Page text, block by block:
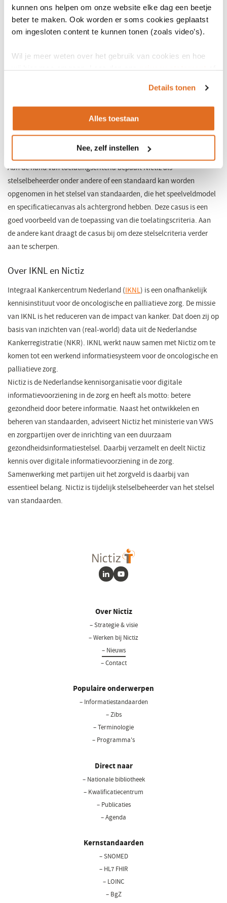
kunnen ons helpen om onze website elke dag een beetje
beter te maken. Ook worden er soms cookies geplaatst
om ingesloten content te kunnen tonen (zoals video’s).
Wil je meer weten over het gebruik van cookies en hoe
Details tonen
Alles toestaan
Nee, zelf instellen
Informatiestandaard Mammacarcinoom
De commissie Standaardisatie verslaglegging van het Nationaal
informatiestandaard Mammacarcinoom
venster)
en ondersteuning van IKNL. Zij maakten hierbij gebruik van de
DECOR. De landelijke standaarden voor de MDO- en radiologie-
verslaglegging zijn onderdeel van deze informatiestandaard. De
of er wijzigingen nodig zijn in de informatiestandaard.
Aan de hand van toelatingscriteria bepaalt Nictiz als
stelselbeheerder onder andere of een standaard kan worden
opgenomen in het stelsel van standaarden, die het speelveldmodel
en specificatiecanvas als achtergrond hebben. Deze casus is een
goed voorbeeld van de toepassing van die toelatingscriteria. Aan
de andere kant draagt de casus bij om deze stelselcriteria verder
aan te scherpen.
Over IKNL en Nictiz
Integraal Kankercentrum Nederland (IKNL(opent
in
een
nieuw
venster)
) is een onafhankelijk
kennisinstituut voor de oncologische en palliatieve zorg. De missie
van IKNL is het reduceren van de impact van kanker. Dat doen zij op
basis van inzichten van (real-world) data uit de Nederlandse
Kankerregistratie (NKR). IKNL werkt nauw samen met Nictiz om te
komen tot een werkend informatiesysteem voor de oncologische en
palliatieve zorg.
Nictiz is de Nederlandse kennisorganisatie voor digitale
informatievoorziening in de zorg en heeft als motto: betere
gezondheid door betere informatie. Naast het ontwikkelen en
beheren van standaarden, adviseert Nictiz het ministerie van VWS
en zorgpartijen over de inrichting van een duurzaam
gezondheidsinformatiestelsel. Daarbij verzamelt en deelt Nictiz
kennis over digitale informatievoorziening in de zorg.
Samenwerking met partijen uit het zorgveld is daarbij van
essentieel belang. Nictiz is tijdelijk stelselbeheerder van het stelsel
van standaarden.
LinkedInYoutube
Over Nictiz
– Strategie & visie
– Werken bij Nictiz
– Nieuws
– Contact
Populaire onderwerpen
– Informatiestandaarden
– Zibs
– Terminologie
– Programma's
Direct naar
– Nationale bibliotheek(opent
– Kwalificatiecentrum
– Publicaties
– Agenda
Kernstandaarden
– SNOMED
– HL7 FHIR
– LOINC
– BgZ